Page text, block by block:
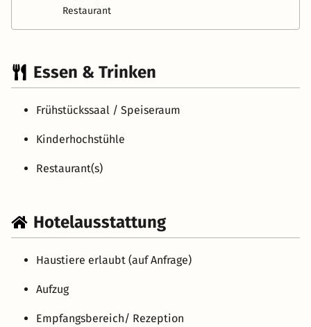
Restaurant
Essen & Trinken
Frühstückssaal / Speiseraum
Kinderhochstühle
Restaurant(s)
Hotelausstattung
Haustiere erlaubt (auf Anfrage)
Aufzug
Empfangsbereich/ Rezeption